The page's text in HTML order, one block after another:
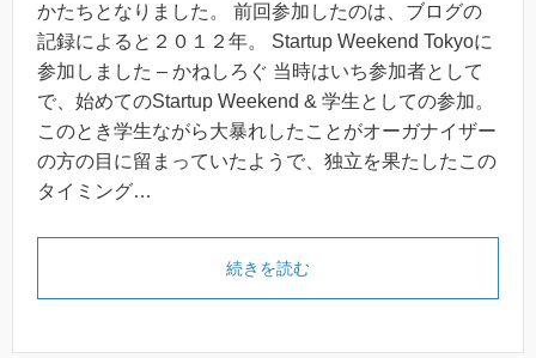
かたちとなりました。 前回参加したのは、ブログの
記録によると２０１２年。 Startup Weekend Tokyoに
参加しました – かねしろぐ 当時はいち参加者として
で、始めてのStartup Weekend & 学生としての参加。
このとき学生ながら大暴れしたことがオーガナイザー
の方の目に留まっていたようで、独立を果たしたこの
タイミング…
続きを読む